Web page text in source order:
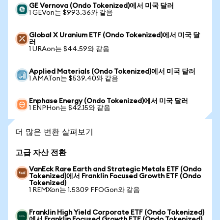
GE Vernova (Ondo Tokenized)에서 미국 달러
1 GEVon는 $993.36와 같음
Global X Uranium ETF (Ondo Tokenized)에서 미국 달
러
1 URAon는 $44.59와 같음
Applied Materials (Ondo Tokenized)에서 미국 달러
1 AMATon는 $539.40와 같음
Enphase Energy (Ondo Tokenized)에서 미국 달러
1 ENPHon는 $42.15와 같음
더 많은 변환 살펴보기
고급 자산 전환
VanEck Rare Earth and Strategic Metals ETF (Ondo
Tokenized)에서 Franklin Focused Growth ETF (Ondo
Tokenized)
1 REMXon는 1.5309 FFOGon와 같음
Franklin High Yield Corporate ETF (Ondo Tokenized)